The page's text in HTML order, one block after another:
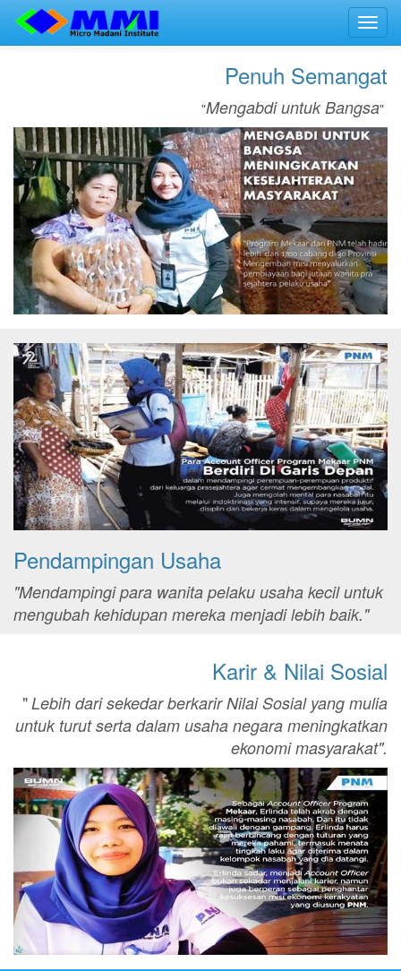
Penuh Semangat
"Mengabdi untuk Bangsa"
Pendampingan Usaha
"Mendampingi para wanita pelaku usaha kecil untuk
mengubah kehidupan mereka menjadi lebih baik."
Karir & Nilai Sosial
"Lebih dari sekedar berkarir Nilai Sosial yang mulia
untuk turut serta dalam usaha negara meningkatkan
ekonomi masyarakat".